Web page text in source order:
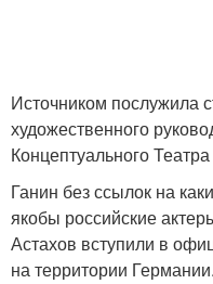
Источником послужила
художественного
Концептуального
Ганин без ссылок на
якобы российские
Астахов вступили в
на территории Германии.